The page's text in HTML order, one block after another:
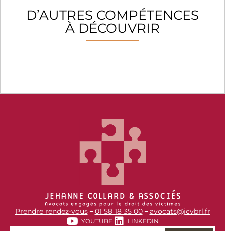
D’AUTRES COMPÉTENCES
À DÉCOUVRIR
Prendre rendez-vous–01 58 18 35 00–avocats@jcvbrl.fr
YOUTUBE LINKEDIN